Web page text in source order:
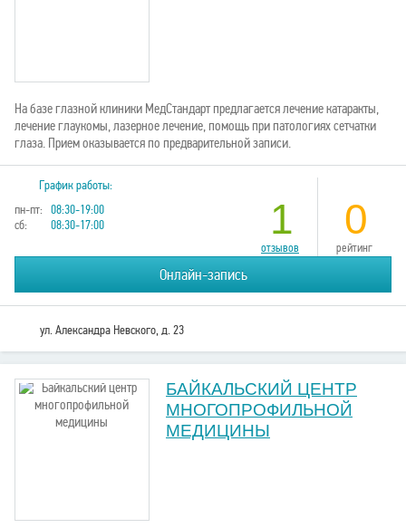
На базе глазной клиники МедСтандарт предлагается лечение катаракты,
лечение глаукомы, лазерное лечение, помощь при патологиях сетчатки
глаза. Прием оказывается по предварительной записи.
График работы:
пн-пт: 08:30-19:00
сб:
08:30-17:00 1
отзывов
0
рейтинг
Онлайн-запись
ул. Александра Невского, д. 23
БАЙКАЛЬСКИЙ ЦЕНТР
МНОГОПРОФИЛЬНОЙ
МЕДИЦИНЫ